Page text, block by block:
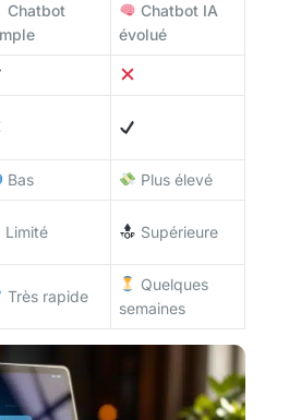
Chatbot
Chatbot IA
évolué
Bas Plus élevé
Limité Supérieure
Très rapide
Quelques
semaines